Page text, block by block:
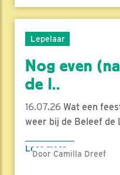
Lepelaar
Nog even
de l..
16.07.26 Wat een
weer bij de Beleef de
Lees meer
Door Camilla Dreef